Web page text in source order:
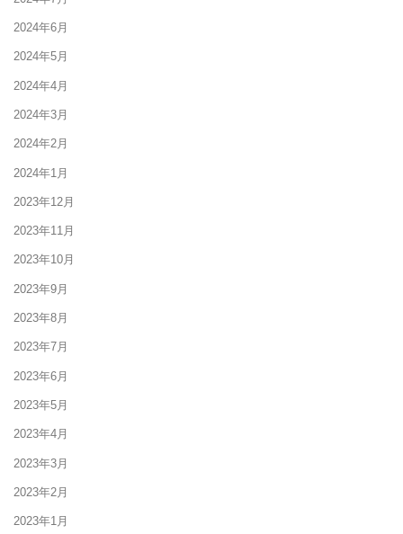
2024年6月
2024年5月
2024年4月
2024年3月
2024年2月
2024年1月
2023年12月
2023年11月
2023年10月
2023年9月
2023年8月
2023年7月
2023年6月
2023年5月
2023年4月
2023年3月
2023年2月
2023年1月